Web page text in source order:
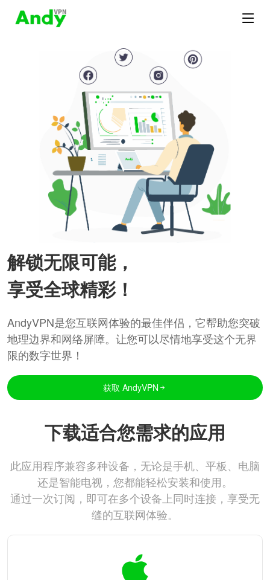
解锁无限可能，
享受全球精彩！
AndyVPN是您互联网体验的最佳伴侣，它帮助您突破
地理边界和网络屏障。让您可以尽情地享受这个无界
限的数字世界！
获取 AndyVPN
下载适合您需求的应用
此应用程序兼容多种设备，无论是手机、平板、电脑
还是智能电视，您都能轻松安装和使用。
通过一次订阅，即可在多个设备上同时连接，享受无
缝的互联网体验。